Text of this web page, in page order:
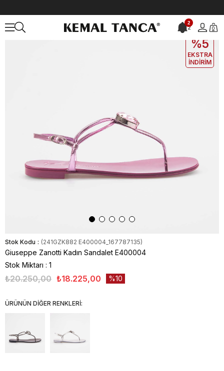
2
2 0
EKLE5
%5
EKSTRA
İNDİRİM
Stok Kodu (241GZK882 E400004_167787135)
Giuseppe Zanotti Kadın Sandalet E400004
Stok Miktarı : 1
₺20.250,00 ₺18.225,00 10
ÜRÜNÜN DİĞER RENKLERİ: